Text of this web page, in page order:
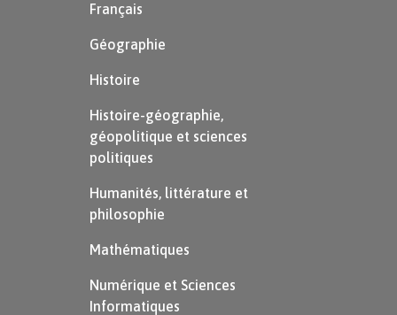
Français
Géographie
Histoire
Histoire-géographie,
géopolitique et sciences
politiques
Humanités, littérature et
philosophie
Mathématiques
Numérique et Sciences
Informatiques